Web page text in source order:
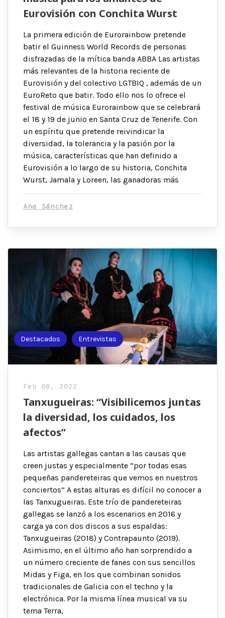
Eurovisión con Conchita Wurst
La primera edición de Eurorainbow pretende
batir el Guinness World Records de personas
disfrazadas de la mítica banda ABBA Las artistas
más relevantes de la historia reciente de
Eurovisión y del colectivo LGTBIQ , además de un
EuroReto que batir. Todo ello nos lo ofrece el
festival de música Eurorainbow que se celebrará
el 18 y 19 de junio en Santa Cruz de Tenerife. Con
un espíritu que pretende reivindicar la
diversidad, la tolerancia y la pasión por la
música, características que han definido a
Eurovisión a lo largo de su historia, Conchita
Wurst, Jamala y Loreen, las ganadoras más
Ana Sánchez
Destacados Entrevistas
Feb 08, 2022
Tanxugueiras: “Visibilicemos juntas
la diversidad, los cuidados, los
afectos”
Las artistas gallegas cantan a las causas que
creen justas y especialmente “por todas esas
pequeñas pandereteiras que vemos en nuestros
conciertos” A estas alturas es difícil no conocer a
las Tanxugueiras. Este trío de pandereteiras
gallegas se lanzó a los escenarios en 2016 y
carga ya con dos discos a sus espaldas:
Tanxugueiras (2018) y Contrapaunto (2019).
Asimismo, en el último año han sorprendido a
un número creciente de fanes con sus sencillos
Midas y Figa, en los que combinan sonidos
tradicionales de Galicia con el techno y la
electrónica. Por la misma línea musical va su
tema Terra,